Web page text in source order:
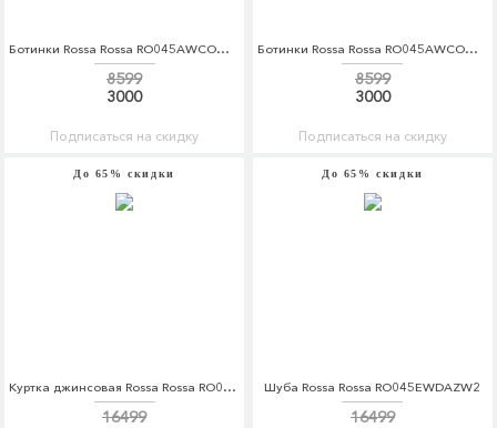
Ботинки Rossa Rossa RO045AWCOQC2
8599
3000
Подписаться на скидку
Ботинки Rossa Rossa RO045AWCOQC4
8599
3000
Подписаться на скидку
До 65% скидки
Куртка джинсовая Rossa Rossa RO045EWDAWT5
16499
До 65% скидки
Шуба Rossa Rossa RO045EWDAZW2
16499